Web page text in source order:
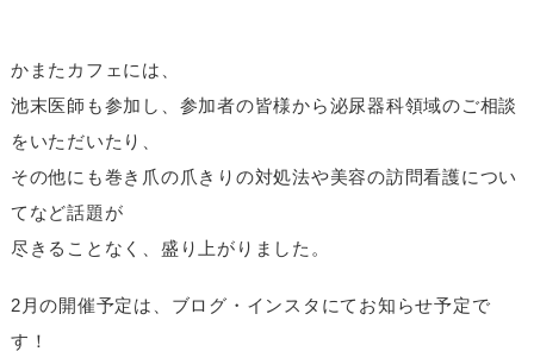
かまたカフェには、
池末医師も参加し、参加者の皆様から泌尿器科領域のご相談
をいただいたり、
その他にも巻き爪の爪きりの対処法や美容の訪問看護につい
てなど話題が
尽きることなく、盛り上がりました。
2月の開催予定は、ブログ・インスタにてお知らせ予定で
す！